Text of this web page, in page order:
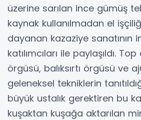
üzerine sarılan ince gümüş
kaynak kullanılmadan el
dayanan kazaziye sanatının
katılımcıları ile paylaşıldı.
örgüsü, balıksırtı örgüsü ve
geleneksel tekniklerin
büyük ustalık gerektiren bu
kuşaktan kuşağa aktarılan